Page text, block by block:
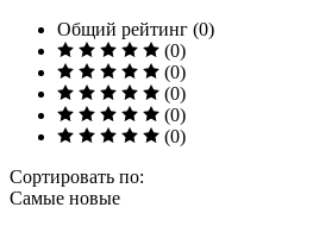
Общий рейтинг (0)
(0)
(0)
(0)
(0)
(0)
Сортировать по:
Самые новые